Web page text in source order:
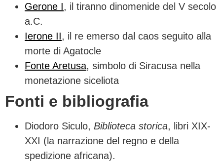
Gerone I, il tiranno dinomenide del V secolo
a.C.
Ierone II, il re emerso dal caos seguito alla
morte di Agatocle
Fonte Aretusa, simbolo di Siracusa nella
monetazione siceliota
Fonti e bibliografia
Diodoro Siculo, Biblioteca storica, libri XIX-
XXI (la narrazione del regno e della
spedizione africana).